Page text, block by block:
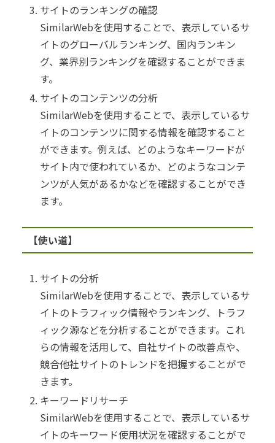
サイトのランキングの確認
SimilarWebを使用することで、表示しているサ
イトのグローバルランキング、国内ランキン
グ、業界別ランキングを確認することができま
す。
サイトのコンテンツの分析
SimilarWebを使用することで、表示しているサ
イトのコンテンツに関する情報を確認すること
ができます。例えば、どのようなキーワードが
サイト内で使われているか、どのようなコンテ
ンツが人気があるかなどを確認することができ
ます。
【使い道】
サイトの分析
SimilarWebを使用することで、表示しているサ
イトのトラフィック情報やランキング、トラフ
ィック源などを分析することができます。これ
らの情報を活用して、自社サイトの改善点や、
競合他社サイトのトレンドを把握することがで
きます。
キーワードリサーチ
SimilarWebを使用することで、表示しているサ
イトのキーワード使用状況を確認することがで